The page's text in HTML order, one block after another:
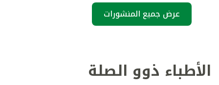
عرض جميع المنشورات
الأطباء ذوو الصلة